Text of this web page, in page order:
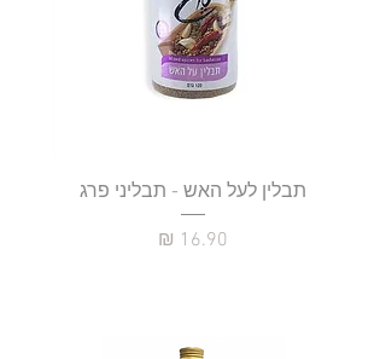
תבלין לעל האש - תבליני פרג
מחיר